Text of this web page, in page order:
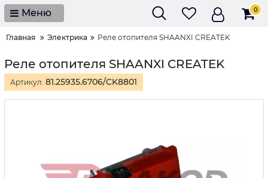
Меню 0
Главная Электрика Реле отопителя SHAANXI CREATEK
Реле отопителя SHAANXI CREATEK
Артикул: 81.25935.6706/CK8801